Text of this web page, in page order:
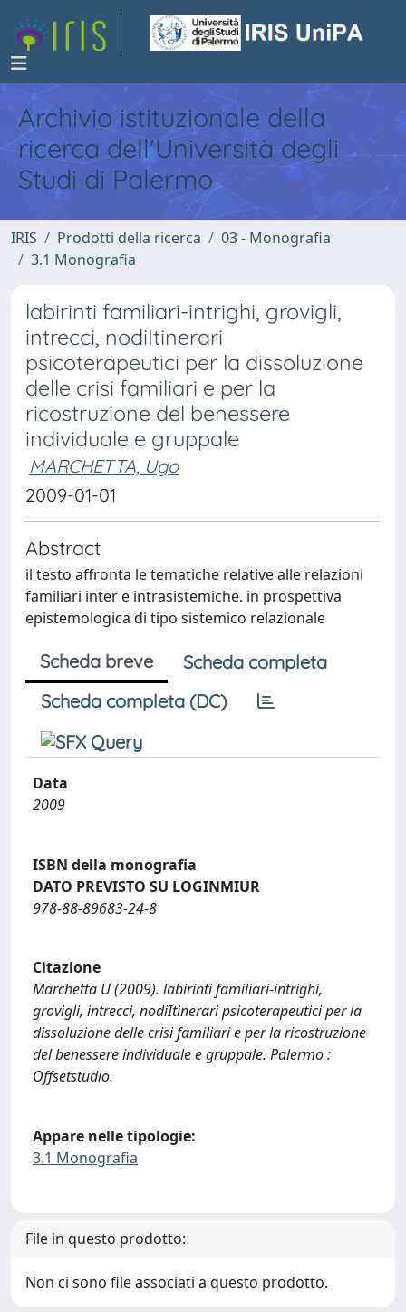
Archivio istituzionale della
ricerca dell'Università degli
Studi di Palermo
IRIS Prodotti della ricerca
03 - Monografia
3.1 Monografia
labirinti familiari-intrighi, grovigli,
intrecci, nodiItinerari
psicoterapeutici per la dissoluzione
delle crisi familiari e per la
ricostruzione del benessere
individuale e gruppale
MARCHETTA, Ugo
2009-01-01
Abstract
il testo affronta le tematiche relative alle relazioni
familiari inter e intrasistemiche. in prospettiva
epistemologica di tipo sistemico relazionale
Scheda breve
Scheda completa
Scheda completa (DC)
Data
2009
ISBN della monografia
DATO PREVISTO SU LOGINMIUR
978-88-89683-24-8
Citazione
Marchetta U (2009). labirinti familiari-intrighi,
grovigli, intrecci, nodiItinerari psicoterapeutici per la
dissoluzione delle crisi familiari e per la ricostruzione
del benessere individuale e gruppale. Palermo :
Offsetstudio.
Appare nelle tipologie:
3.1 Monografia
File in questo prodotto:
Non ci sono file associati a questo prodotto.